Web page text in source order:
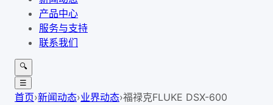
产品中心
服务与支持
联系我们
🔍
☰
首页›新闻动态›业界动态›福禄克FLUKE DSX-600